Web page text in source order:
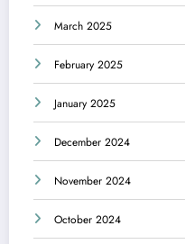
March 2025
February 2025
January 2025
December 2024
November 2024
October 2024